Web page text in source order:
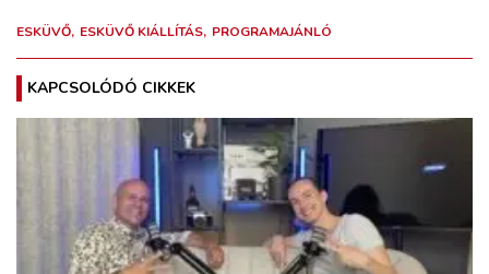
ESKÜVŐ ESKÜVŐ KIÁLLÍTÁS PROGRAMAJÁNLÓ
KAPCSOLÓDÓ CIKKEK